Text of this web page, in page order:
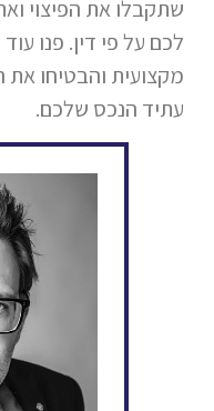
שתקבלו את הפיצוי
לכם על פי דין. פנו
מקצועית והבטיחו
עתיד הנכס שלכם.